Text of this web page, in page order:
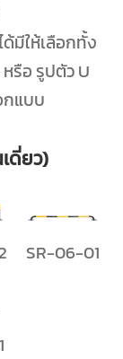
มีให้เลือกทั้ง
รือ รูปตัว U
กแบบ
ดี่ยว)
SR-06-01